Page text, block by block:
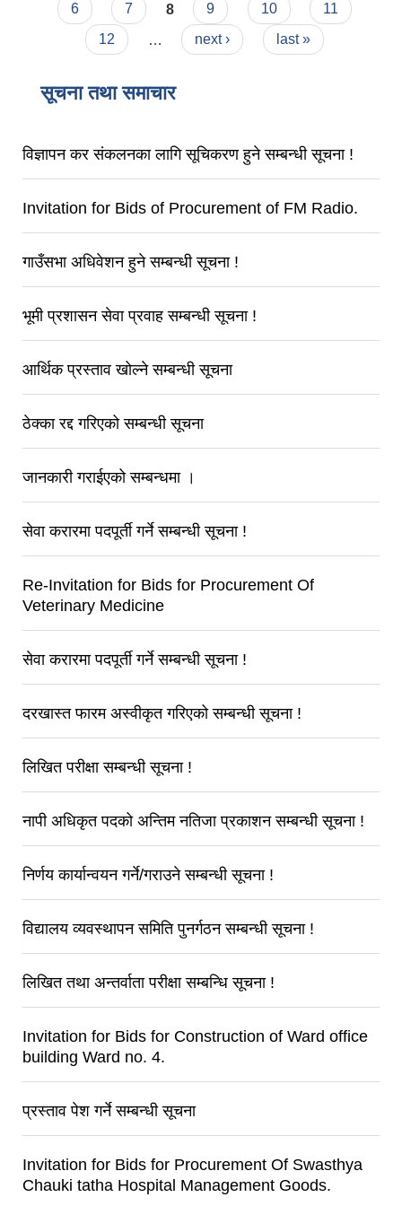
6
7 8 9 10
11
12
… next › last »
सूचना तथा समाचार
विज्ञापन कर संकलनका लागि सूचिकरण हुने सम्बन्धी सूचना !
Invitation for Bids of Procurement of FM Radio.
गाउँसभा अधिवेशन हुने सम्बन्धी सूचना !
भूमी प्रशासन सेवा प्रवाह सम्बन्धी सूचना !
आर्थिक प्रस्ताव खोल्ने सम्बन्धी सूचना
ठेक्का रद्द गरिएको सम्बन्धी सूचना
जानकारी गराईएको सम्बन्धमा ।
सेवा करारमा पदपूर्ती गर्ने सम्बन्धी सूचना !
Re-Invitation for Bids for Procurement Of
Veterinary Medicine
सेवा करारमा पदपूर्ती गर्ने सम्बन्धी सूचना !
दरखास्त फारम अस्वीकृत गरिएको सम्बन्धी सूचना !
लिखित परीक्षा सम्बन्धी सूचना !
नापी अधिकृत पदको अन्तिम नतिजा प्रकाशन सम्बन्धी सूचना !
निर्णय कार्यान्वयन गर्ने/गराउने सम्बन्धी सूचना !
विद्यालय व्यवस्थापन समिति पुनर्गठन सम्बन्धी सूचना !
लिखित तथा अन्तर्वाता परीक्षा सम्बन्धि सूचना !
Invitation for Bids for Construction of Ward office
building Ward no. 4.
प्रस्ताव पेश गर्ने सम्बन्धी सूचना
Invitation for Bids for Procurement Of Swasthya
Chauki tatha Hospital Management Goods.